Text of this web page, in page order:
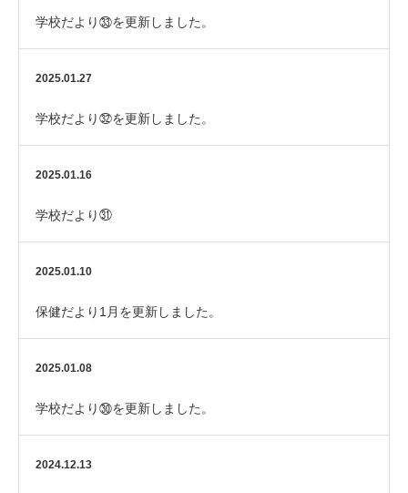
学校だより㉝を更新しました。
2025.01.27
学校だより㉜を更新しました。
2025.01.16
学校だより㉛
2025.01.10
保健だより1月を更新しました。
2025.01.08
学校だより㉚を更新しました。
2024.12.13